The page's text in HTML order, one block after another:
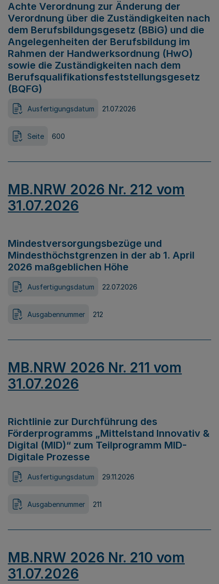
Achte Verordnung zur Änderung der
Verordnung über die Zuständigkeiten nach
dem Berufsbildungsgesetz (BBiG) und die
Angelegenheiten der Berufsbildung im
Rahmen der Handwerksordnung (HwO)
sowie die Zuständigkeiten nach dem
Berufsqualifikationsfeststellungsgesetz
(BQFG)
Ausfertigungsdatum 21.07.2026
Seite 600
MB.NRW 2026 Nr. 212 vom
31.07.2026
Mindestversorgungsbezüge und
Mindesthöchstgrenzen in der ab 1. April
2026 maßgeblichen Höhe
Ausfertigungsdatum 22.07.2026
Ausgabennummer 212
MB.NRW 2026 Nr. 211 vom
31.07.2026
Richtlinie zur Durchführung des
Förderprogramms „Mittelstand Innovativ &
Digital (MID)“ zum Teilprogramm MID-
Digitale Prozesse
Ausfertigungsdatum 29.11.2026
Ausgabennummer 211
MB.NRW 2026 Nr. 210 vom
31.07.2026